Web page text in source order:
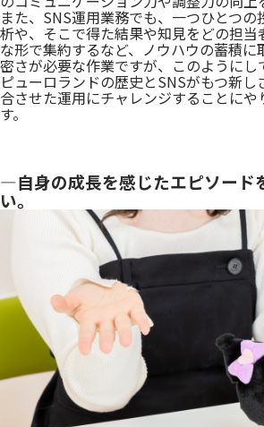
また、SNS運用業務でも、一つひとつ
析や、そこで得た結果や知見をどの担当
な形で集約するなど、ノウハウの蓄積に
密さが必要な作業ですが、このようにし
ピューロランドの歴史とSNSがもつ新
合させた運用にチャレンジすることにや
す。
―自身の成長を感じたエピソード
い。